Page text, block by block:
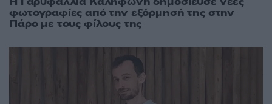
φωτογραφίες από την εξόρμησή της στην
Πάρο με τους φίλους της